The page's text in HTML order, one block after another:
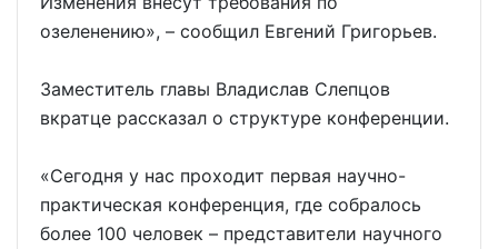
озеленению», – сообщил Евгений Григорьев.
Заместитель главы Владислав Слепцов
вкратце рассказал о структуре конференции.
«Сегодня у нас проходит первая научно-
практическая конференция, где собралось
более 100 человек – представители научного